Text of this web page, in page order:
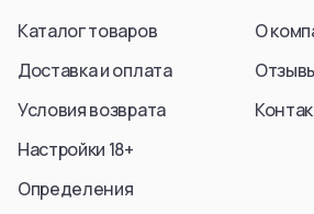
Каталог товаров
Доставка и оплата
Условия возврата
Настройки 18+
Определения
О